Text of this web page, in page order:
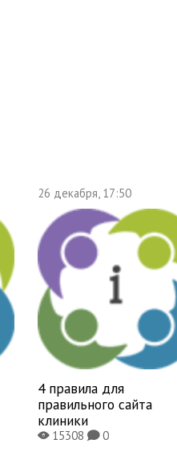
26 декабря, 17:50
4 правила для
правильного сайта
клиники
X15308K0